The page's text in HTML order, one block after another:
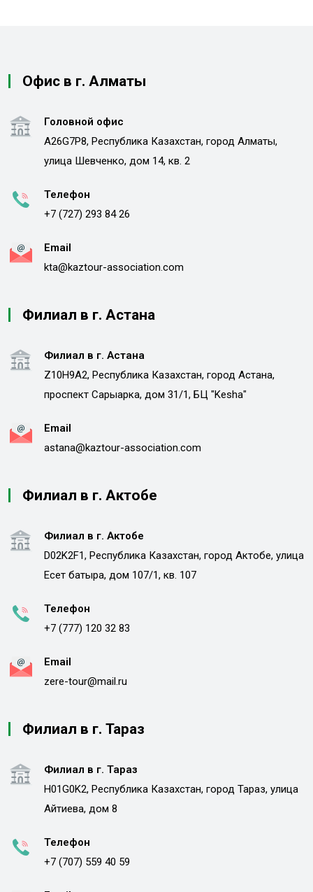
Офис в г. Алматы
Головной офис
A26G7P8, Республика Казахстан, город Алматы,
улица Шевченко, дом 14, кв. 2
Телефон
+7 (727) 293 84 26
Email
kta@kaztour-association.com
Филиал в г. Астана
Филиал в г. Астана
Z10H9A2, Республика Казахстан, город Астана,
проспект Сарыарка, дом 31/1, БЦ "Kesha"
Email
astana@kaztour-association.com
Филиал в г. Актобе
Филиал в г. Актобе
D02K2F1, Республика Казахстан, город Актобе, улица
Есет батыра, дом 107/1, кв. 107
Телефон
+7 (777) 120 32 83
Email
zere-tour@mail.ru
Филиал в г. Тараз
Филиал в г. Тараз
H01G0K2, Республика Казахстан, город Тараз, улица
Айтиева, дом 8
Телефон
+7 (707) 559 40 59